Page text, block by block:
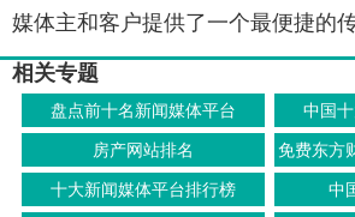
媒体主和客户提供了一个最便捷的传
相关专题
盘点前十名新闻媒体平台 中国
房产网站排名
免费东方
十大新闻媒体平台排行榜 中